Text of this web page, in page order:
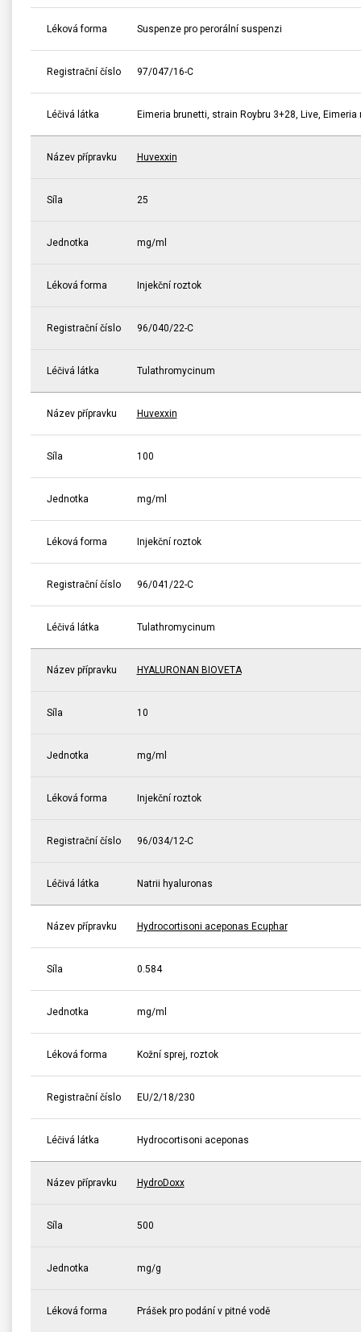
Léková forma Suspenze pro perorální suspenzi
Registrační číslo 97/047/16-C
Léčivá látka Eimeria brunetti, strain Roybru 3+28, Live,
Název přípravku Huvexxin
Síla 25
Jednotka mg/ml
Léková forma Injekční roztok
Registrační číslo 96/040/22-C
Léčivá látka Tulathromycinum
Název přípravku Huvexxin
Síla 100
Jednotka mg/ml
Léková forma Injekční roztok
Registrační číslo 96/041/22-C
Léčivá látka Tulathromycinum
Název přípravku HYALURONAN BIOVETA
Síla 10
Jednotka mg/ml
Léková forma Injekční roztok
Registrační číslo 96/034/12-C
Léčivá látka Natrii hyaluronas
Název přípravku Hydrocortisoni aceponas Ecuphar
Síla 0.584
Jednotka mg/ml
Léková forma Kožní sprej, roztok
Registrační číslo EU/2/18/230
Léčivá látka Hydrocortisoni aceponas
Název přípravku HydroDoxx
Síla 500
Jednotka mg/g
Léková forma Prášek pro podání v pitné vodě